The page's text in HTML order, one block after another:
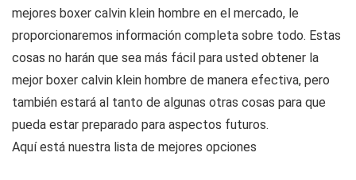
mejores boxer calvin klein hombre en el mercado, le
proporcionaremos información completa sobre todo. Estas
cosas no harán que sea más fácil para usted obtener la
mejor boxer calvin klein hombre de manera efectiva, pero
también estará al tanto de algunas otras cosas para que
pueda estar preparado para aspectos futuros.
Aquí está nuestra lista de mejores opciones